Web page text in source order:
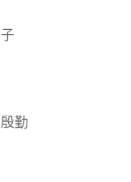
勤